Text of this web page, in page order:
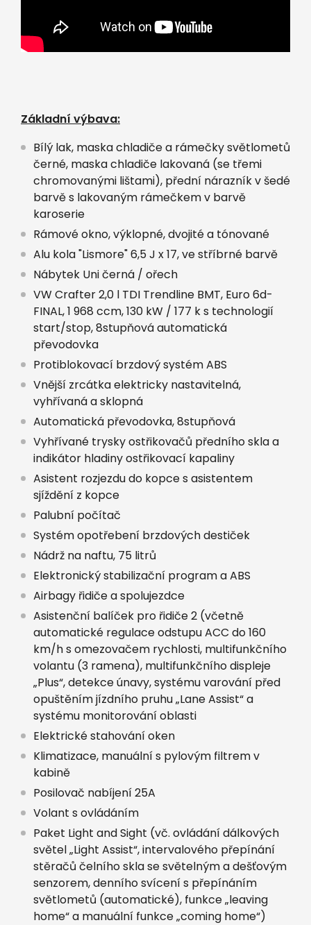
Základní výbava:
Bílý lak, maska chladiče a rámečky světlometů
černé, maska chladiče lakovaná (se třemi
chromovanými lištami), přední nárazník v šedé
barvě s lakovaným rámečkem v barvě
karoserie
Rámové okno, výklopné, dvojité a tónované
Alu kola "Lismore" 6,5 J x 17, ve stříbrné barvě
Nábytek Uni černá / ořech
VW Crafter 2,0 l TDI Trendline BMT, Euro 6d-
FINAL, 1 968 ccm, 130 kW / 177 k s technologií
start/stop, 8stupňová automatická
převodovka
Protiblokovací brzdový systém ABS
Vnější zrcátka elektricky nastavitelná,
vyhřívaná a sklopná
Automatická převodovka, 8stupňová
Vyhřívané trysky ostřikovačů předního skla a
indikátor hladiny ostřikovací kapaliny
Asistent rozjezdu do kopce s asistentem
sjíždění z kopce
Palubní počítač
Systém opotřebení brzdových destiček
Nádrž na naftu, 75 litrů
Elektronický stabilizační program a ABS
Airbagy řidiče a spolujezdce
Asistenční balíček pro řidiče 2 (včetně
automatické regulace odstupu ACC do 160
km/h s omezovačem rychlosti, multifunkčního
volantu (3 ramena), multifunkčního displeje
„Plus“, detekce únavy, systému varování před
opuštěním jízdního pruhu „Lane Assist“ a
systému monitorování oblasti
Elektrické stahování oken
Klimatizace, manuální s pylovým filtrem v
kabině
Posilovač nabíjení 25A
Volant s ovládáním
Paket Light and Sight (vč. ovládání dálkových
světel „Light Assist“, intervalového přepínání
stěračů čelního skla se světelným a dešťovým
senzorem, denního svícení s přepínáním
světlometů (automatické), funkce „leaving
home“ a manuální funkce „coming home“)